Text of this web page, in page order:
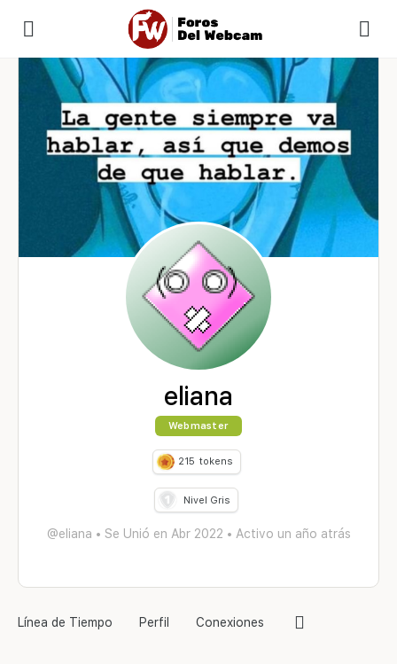
eliana
Webmaster
215 tokens
Nivel Gris
@eliana • Se Unió en Abr 2022 • Activo un año atrás
Línea de Tiempo Perfil Conexiones